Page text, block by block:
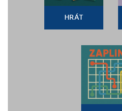
HRÁT